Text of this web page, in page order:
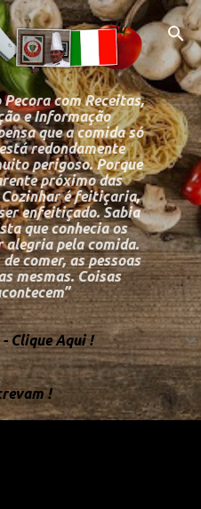
Pular para o
com Receitas,
e Informação
que a comida só
redondamente
perigoso. Porque
próximo das
é feitiçaria,
enfeitiçado. Sabia
que conhecia os
alegria pela comida.
comer, as pessoas
mesmas. Coisas
- Clique Aqui !
!